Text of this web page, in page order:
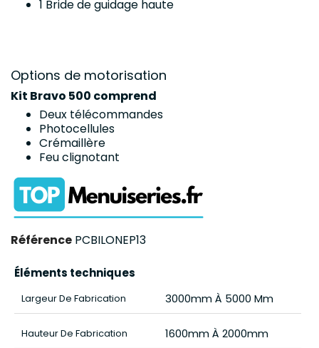
1 Bride de guidage haute
Options de motorisation
Kit Bravo 500 comprend
Deux télécommandes
Photocellules
Crémaillère
Feu clignotant
Référence PCBILONEP13
Éléments techniques
Largeur De Fabrication 3000mm À 5000 Mm
Hauteur De Fabrication 1600mm À 2000mm